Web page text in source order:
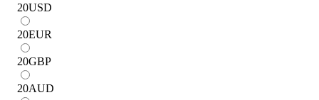
20USD
20EUR
20GBP
20AUD